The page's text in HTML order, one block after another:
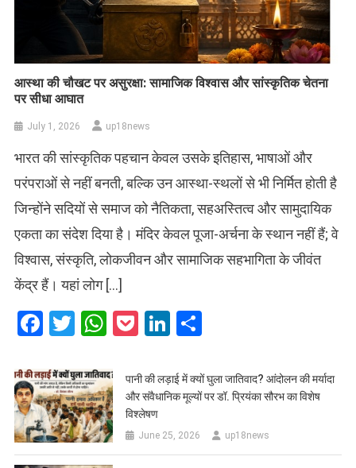
आस्था की चौखट पर असुरक्षा: सामाजिक विश्वास और सांस्कृतिक चेतना
पर सीधा आघात
July 1, 2026 up18news
भारत की सांस्कृतिक पहचान केवल उसके इतिहास, भाषाओं और
परंपराओं से नहीं बनती, बल्कि उन आस्था-स्थलों से भी निर्मित होती है
जिन्होंने सदियों से समाज को नैतिकता, सहअस्तित्व और सामुदायिक
एकता का संदेश दिया है। मंदिर केवल पूजा-अर्चना के स्थान नहीं हैं; वे
विश्वास, संस्कृति, लोकजीवन और सामाजिक सहभागिता के जीवंत
केंद्र हैं। यहां लोग […]
Facebook
Twitter
WhatsApp
PocketLinkedIn
पानी की लड़ाई में क्यों घुला जातिवाद? आंदोलन की मर्यादा
और संवैधानिक मूल्यों पर डॉ. प्रियंका सौरभ का विशेष
विश्लेषण
June 25, 2026 up18news